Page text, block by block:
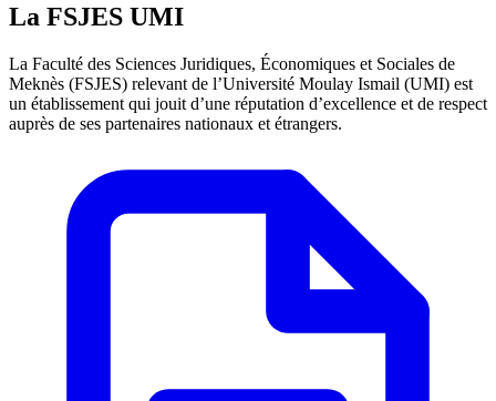
La FSJES UMI
La Faculté des Sciences Juridiques, Économiques et Sociales de
Meknès (FSJES) relevant de l’Université Moulay Ismail (UMI) est
un établissement qui jouit d’une réputation d’excellence et de respect
auprès de ses partenaires nationaux et étrangers.